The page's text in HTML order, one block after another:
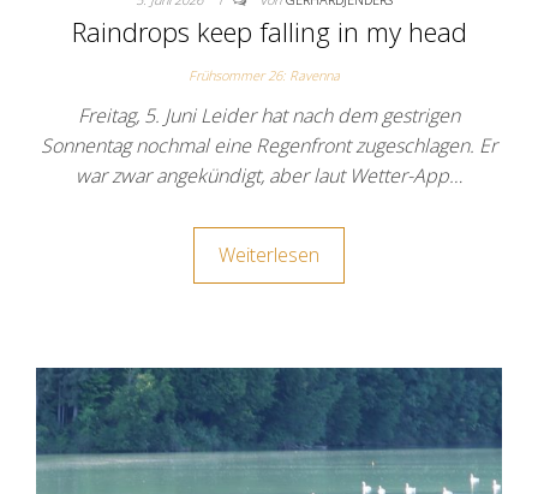
Raindrops keep falling in my head
Frühsommer 26: Ravenna
Freitag, 5. Juni Leider hat nach dem gestrigen
Sonnentag nochmal eine Regenfront zugeschlagen. Er
war zwar angekündigt, aber laut Wetter-App…
Weiterlesen